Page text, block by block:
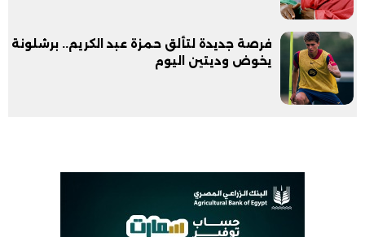
فرصة جديدة لتألق حمزة عبد الكريم.. برشلونة
يخوض وديتين اليوم